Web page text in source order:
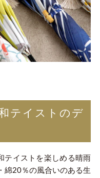
テイストのデ
テイストを楽しめる晴雨
綿20％の風合いのある生